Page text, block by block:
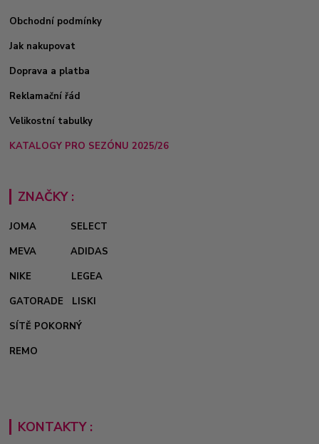
Obchodní podmínky
Jak nakupovat
Doprava a platba
Reklamační řád
Velikostní tabulky
KATALOGY PRO SEZÓNU 2025/26
ZNAČKY :
JOMA
SELECT
MEVA
ADIDAS
NIKE
LEGEA
GATORADE
LISKI
SÍTĚ POKORNÝ
REMO
KONTAKTY :